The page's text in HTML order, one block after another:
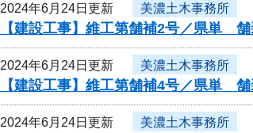
2024年6月24日更新 美濃土木事務所
【建設工事】維工第舗補2号／県単
2024年6月24日更新 美濃土木事務所
【建設工事】維工第舗補4号／県単
2024年6月24日更新 美濃土木事務所